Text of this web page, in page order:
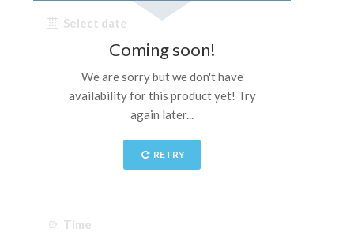
Corredor de Vasari
Santa Maria Novella
Santa Croce
Reserve ahora
Reserve una visita guiada